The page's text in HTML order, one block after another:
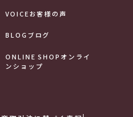
VOICEお客様の声
BLOG ブログ
ONLINE SHOP オンライ
ンショップ